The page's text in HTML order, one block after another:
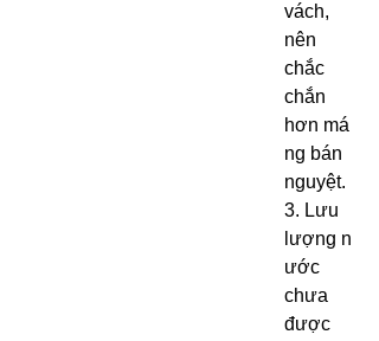
vách,
nên
chắc
chắn
hơn má
ng bán
nguyệt.
3. Lưu
lượng n
ước
chưa
được